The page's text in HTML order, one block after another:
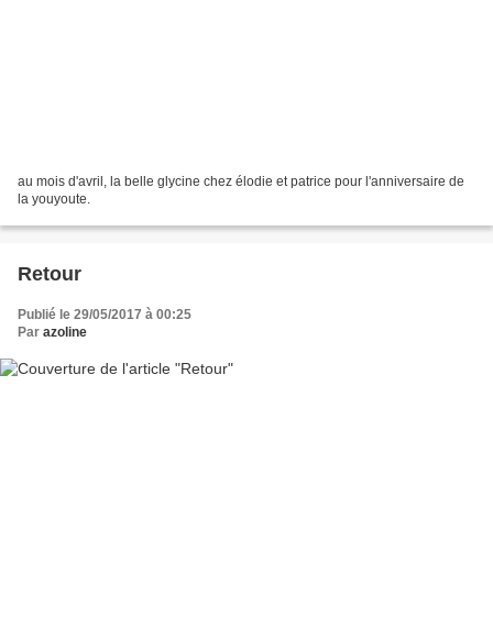
au mois d'avril, la belle glycine chez élodie et patrice pour l'anniversaire de
la youyoute.
Retour
Publié le 29/05/2017 à 00:25
Par azoline